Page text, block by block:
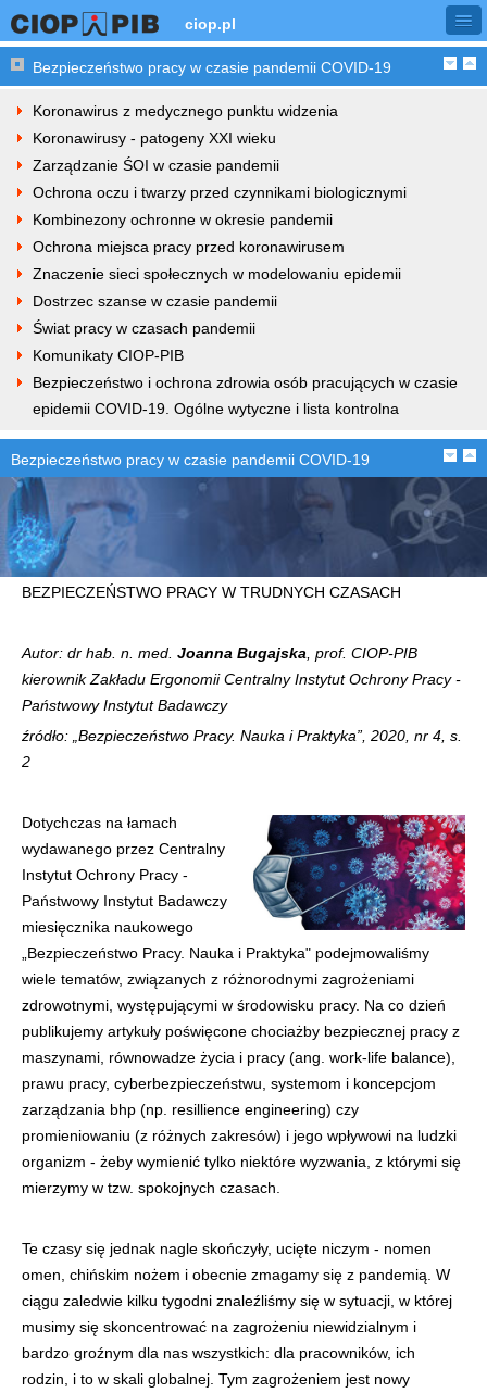
ciop.pl
Bezpieczeństwo pracy w czasie pandemii COVID-19
Koronawirus z medycznego punktu widzenia
Koronawirusy - patogeny XXI wieku
Zarządzanie ŚOI w czasie pandemii
Ochrona oczu i twarzy przed czynnikami biologicznymi
Kombinezony ochronne w okresie pandemii
Ochrona miejsca pracy przed koronawirusem
Znaczenie sieci społecznych w modelowaniu epidemii
Dostrzec szanse w czasie pandemii
Świat pracy w czasach pandemii
Komunikaty CIOP-PIB
Bezpieczeństwo i ochrona zdrowia osób pracujących w czasie
epidemii COVID-19. Ogólne wytyczne i lista kontrolna
Bezpieczeństwo pracy w czasie pandemii COVID-19
BEZPIECZEŃSTWO PRACY W TRUDNYCH CZASACH
Autor: dr hab. n. med. Joanna Bugajska, prof. CIOP-PIB
kierownik Zakładu Ergonomii Centralny Instytut Ochrony Pracy -
Państwowy Instytut Badawczy
źródło: „Bezpieczeństwo Pracy. Nauka i Praktyka”, 2020, nr 4, s.
2
Dotychczas na łamach
wydawanego przez Centralny
Instytut Ochrony Pracy -
Państwowy Instytut Badawczy
miesięcznika naukowego
„Bezpieczeństwo Pracy. Nauka i Praktyka" podejmowaliśmy
wiele tematów, związanych z różnorodnymi zagrożeniami
zdrowotnymi, występującymi w środowisku pracy. Na co dzień
publikujemy artykuły poświęcone chociażby bezpiecznej pracy z
maszynami, równowadze życia i pracy (ang. work-life balance),
prawu pracy, cyberbezpieczeństwu, systemom i koncepcjom
zarządzania bhp (np. resillience engineering) czy
promieniowaniu (z różnych zakresów) i jego wpływowi na ludzki
organizm - żeby wymienić tylko niektóre wyzwania, z którymi się
mierzymy w tzw. spokojnych czasach.
Te czasy się jednak nagle skończyły, ucięte niczym - nomen
omen, chińskim nożem i obecnie zmagamy się z pandemią. W
ciągu zaledwie kilku tygodni znaleźliśmy się w sytuacji, w której
musimy się skoncentrować na zagrożeniu niewidzialnym i
bardzo groźnym dla nas wszystkich: dla pracowników, ich
rodzin, i to w skali globalnej. Tym zagrożeniem jest nowy